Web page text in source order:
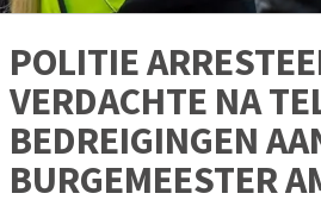
POLITIE
VERDACHTE NA
BEDREIGINGEN
BURGEMEESTER